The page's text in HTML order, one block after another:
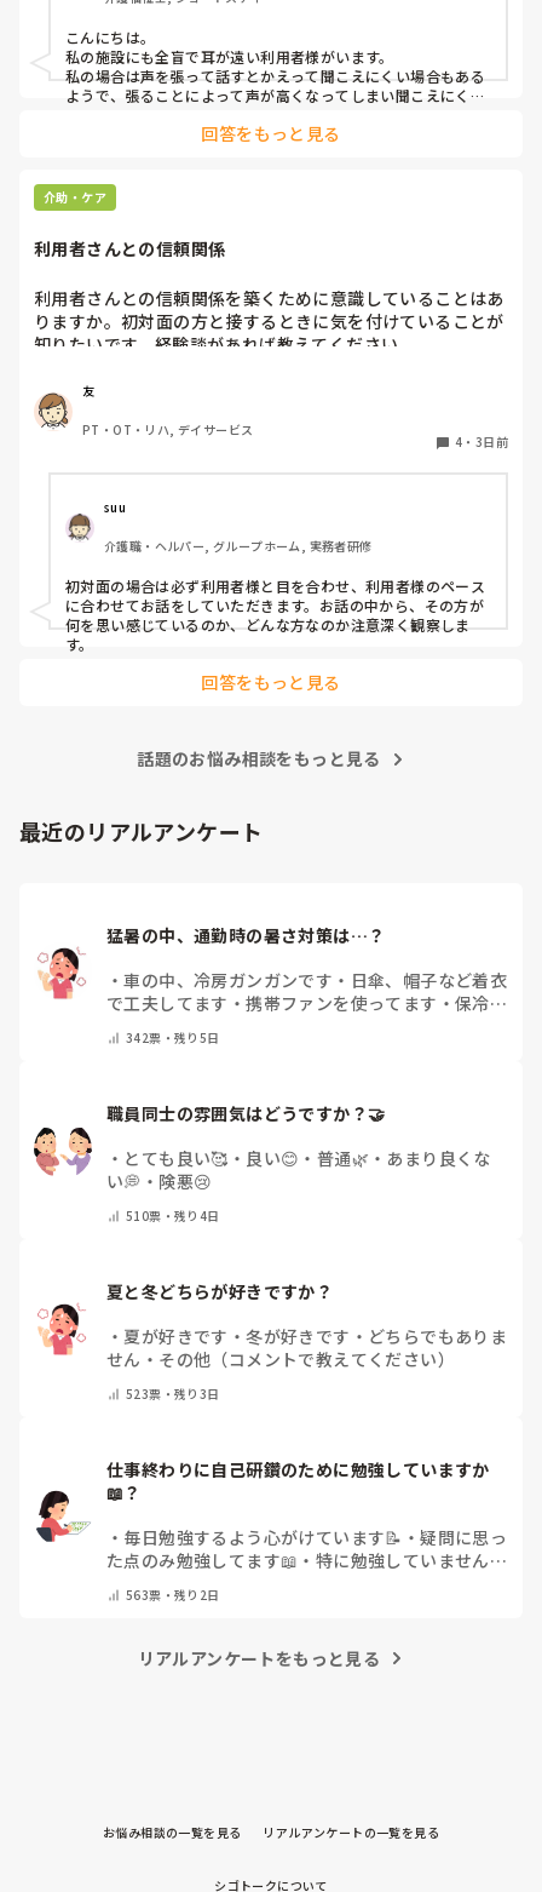
があればぜひ教えていただきたいです。
よろしくお願いします。
こんにちは。
私の施設にも全盲で耳が遠い利用者様がいます。
私の場合は声を張って話すとかえって聞こえにくい場合もある
ようで、張ることによって声が高くなってしまい聞こえにくい
回答をもっと見る
介助・ケア
利用者さんとの信頼関係
利用者さんとの信頼関係を築くために意識していることはあ
りますか。初対面の方と接するときに気を付けていることが
知りたいです。経験談があれば教えてください。
友
PT・OT・リハ, デイサービス
4 ・ 3日前
suu
介護職・ヘルパー, グループホーム, 実務者研修
初対面の場合は必ず利用者様と目を合わせ、利用者様のペース
に合わせてお話をしていただきます。お話の中から、その方が
何を思い感じているのか、どんな方なのか注意深く観察しま
す。
回答をもっと見る
話題のお悩み相談をもっと見る
最近のリアルアンケート
猛暑の中、通勤時の暑さ対策は…？
・車の中、冷房ガンガンです ・ 日傘、帽子など着衣
で工夫してます ・携帯ファンを使ってます ・ 保冷剤
ん ・その他（コメントで教えて下さい）
342票・残り5日
職員同士の雰囲気はどうですか？🤝
・ とても良い🥰 ・ 良い😊 ・ 普通🌿 ・ あまり良くな
い💭 ・ 険悪😢
510票・残り4日
夏と冬どちらが好きですか？
・ 夏が好きです ・冬が好きです ・ どちらでもありま
せん ・ その他（コメントで教えてください）
523票・残り3日
仕事終わりに自己研鑽のために勉強していますか
📖？
・ 毎日勉強するよう心がけています📝 ・疑問に思っ
た点のみ勉強してます📖 ・ 特に勉強していません・
563票・残り2日
リアルアンケートをもっと見る
お悩み相談の一覧を見る リアルアンケートの一覧を見る
シゴトークについて